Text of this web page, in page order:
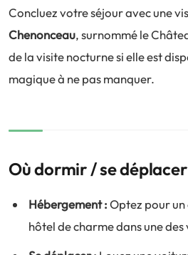
Concluez votre séjour avec une
Chenonceau, surnommé le
de la visite nocturne si elle est
magique à ne pas manquer.
Où dormir / se
Hébergement :Optez pour
hôtel de charme dans une des